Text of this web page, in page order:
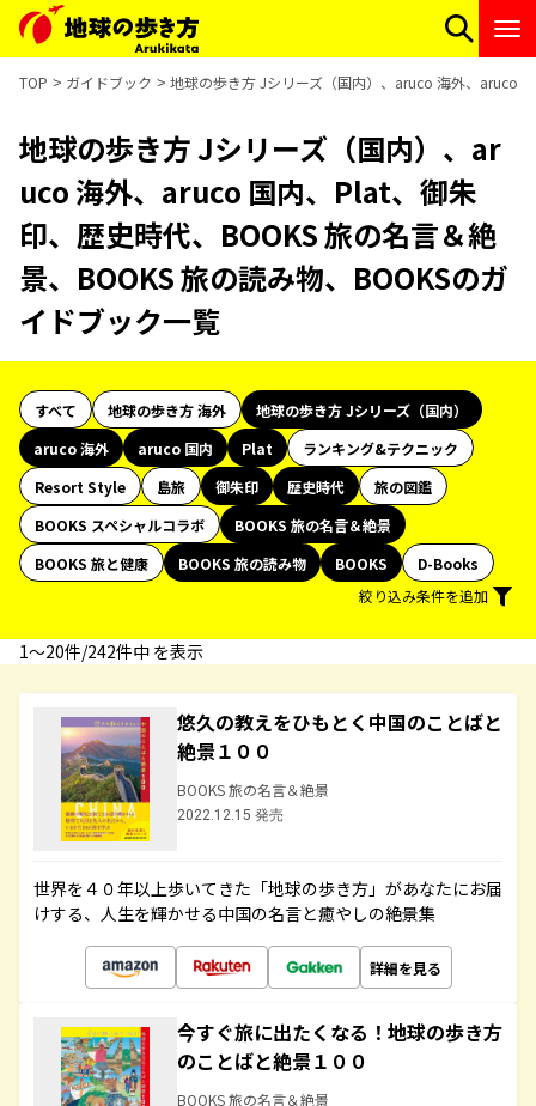
TOP ガイドブック 地球の歩き方 Jシリーズ（国内）、aruco 海外、aruco
地球の歩き方 Jシリーズ（国内）、ar
uco 海外、aruco 国内、Plat、御朱
印、歴史時代、BOOKS 旅の名言＆絶
景、BOOKS 旅の読み物、BOOKSのガ
イドブック一覧
すべて 地球の歩き方 海外
地球の歩き方 Jシリーズ（国内）
aruco 海外
aruco 国内 Plat
ランキング&テクニック
Resort Style
島旅 御朱印 歴史時代
旅の図鑑
BOOKS スペシャルコラボ
BOOKS 旅の名言＆絶景
BOOKS 旅と健康
BOOKS 旅の読み物 BOOKS
D-Books
絞り込み条件を追加
1〜20件/242件中 を表示
悠久の教えをひもとく中国のことばと
絶景１００
BOOKS 旅の名言＆絶景
2022.12.15 発売
世界を４０年以上歩いてきた「地球の歩き方」があなたにお届
けする、人生を輝かせる中国の名言と癒やしの絶景集
詳細を見る
今すぐ旅に出たくなる！地球の歩き方
のことばと絶景１００
BOOKS 旅の名言＆絶景